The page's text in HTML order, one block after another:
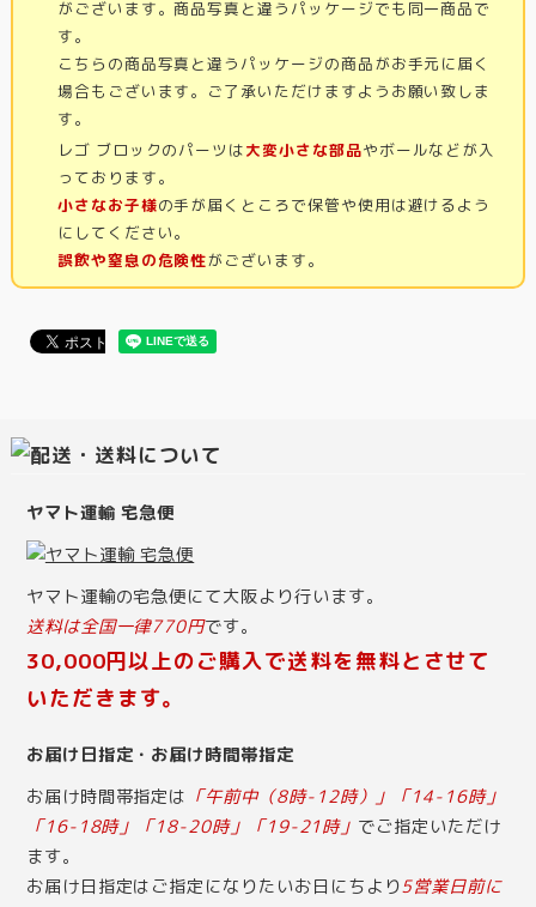
がございます。商品写真と違うパッケージでも同一商品で
す。
こちらの商品写真と違うパッケージの商品がお手元に届く
場合もございます。ご了承いただけますようお願い致しま
す。
レゴ ブロックのパーツは大変小さな部品やボールなどが入
っております。
小さなお子様の手が届くところで保管や使用は避けるよう
にしてください。
誤飲や窒息の危険性がございます。
ヤマト運輸 宅急便
ヤマト運輸の宅急便にて大阪より行います。
送料は全国一律770円です。
30,000円以上のご購入で送料を無料とさせて
いただきます。
お届け日指定・お届け時間帯指定
お届け時間帯指定は 「午前中（8時-12時）」「14-16時」
「16-18時」「18-20時」「19-21時」 でご指定いただけ
ます。
お届け日指定はご指定になりたいお日にちより5営業日前に